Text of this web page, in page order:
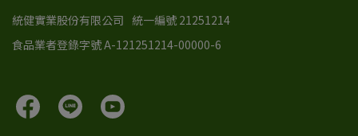
統健實業股份有限公司 統一編號 21251214
食品業者登錄字號 A-121251214-00000-6